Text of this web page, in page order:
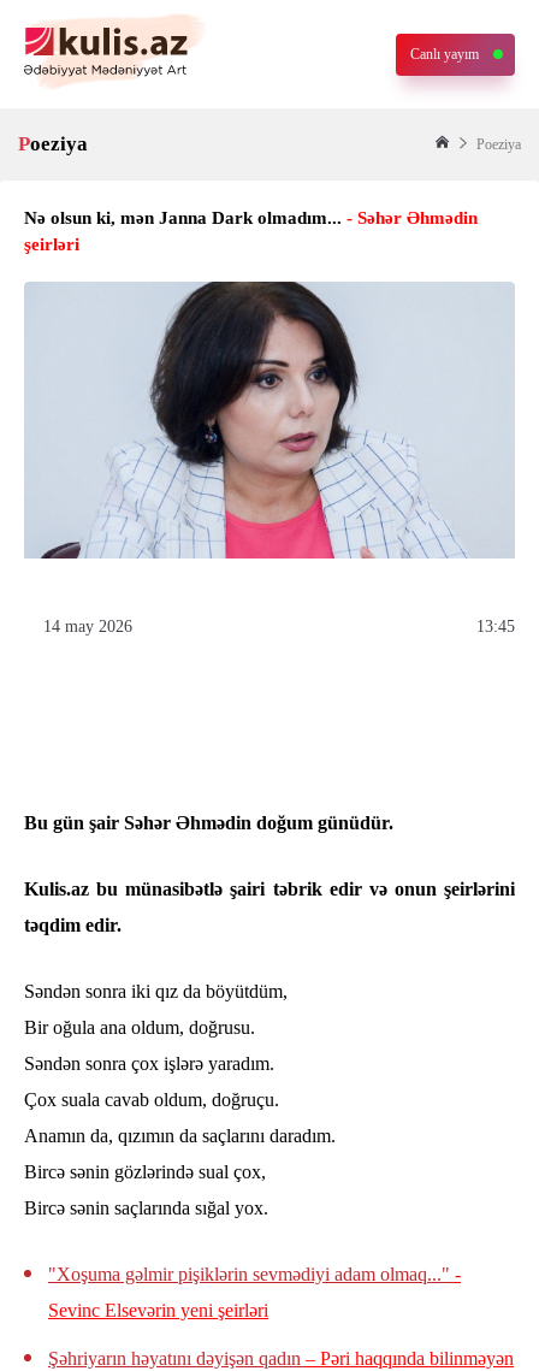
Canlı yayım
Poeziya Poeziya
Nə olsun ki, mən Janna Dark olmadım... - Səhər Əhmədin
şeirləri
14 may 2026 13:45
Bu gün şair Səhər Əhmədin doğum günüdür.
Kulis.az bu münasibətlə şairi təbrik edir və onun şeirlərini
təqdim edir.
Səndən sonra iki qız da böyütdüm,
Bir oğula ana oldum, doğrusu.
Səndən sonra çox işlərə yaradım.
Çox suala cavab oldum, doğruçu.
Anamın da, qızımın da saçlarını daradım.
Bircə sənin gözlərində sual çox,
Bircə sənin saçlarında sığal yox.
"Xoşuma gəlmir pişiklərin sevmədiyi adam olmaq..." -
Sevinc Elsevərin yeni şeirləri
Şəhriyarın həyatını dəyişən qadın – Pəri haqqında bilinməyən